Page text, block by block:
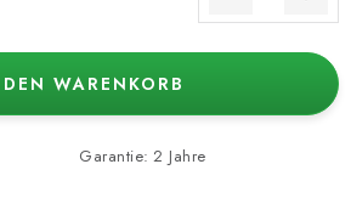
WARENKORB
Garantie: 2 Jahre